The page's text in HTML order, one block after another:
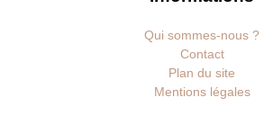
Qui sommes-nous ?
Contact
Plan du site
Mentions légales